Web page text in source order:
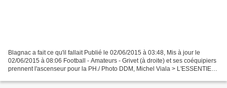
Blagnac a fait ce qu'il fallait Publié le 02/06/2015 à 03:48, Mis à jour le
02/06/2015 à 08:06 Football - Amateurs - Grivet (à droite) et ses coéquipiers
prennent l'ascenseur pour la PH./ Photo DDM, Michel Viala > L'ESSENTIEL